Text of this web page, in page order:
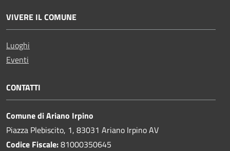
VIVERE IL COMUNE
Luoghi
Eventi
CONTATTI
Comune di Ariano Irpino
Piazza Plebiscito, 1, 83031 Ariano Irpino AV
Codice Fiscale:81000350645